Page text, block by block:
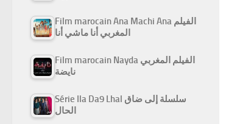
Film marocain Ana Machi Ana الفيلم
المغربي أنا ماشي أنا
Film marocain Nayda الفيلم المغربي
نايضة
Série Ila Da9 Lhal سلسلة إلى ضاق
الحال